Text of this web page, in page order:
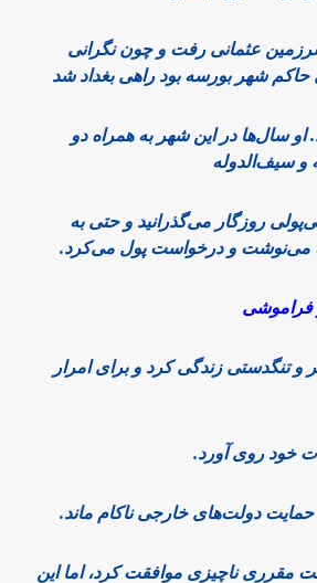
عثمانی رفت و چون نگرانی
شهر بورسه بود راهی بغداد شد
سال‌ها در این شهر به همراه دو
و سیف‌الدوله
روزگار می‌گذرانید و حتی به
می‌نوشت و درخواست پول می‌کرد.
فراموشی
و تنگدستی زندگی کرد و برای امرار
خود روی آورد.
دولت‌های خارجی ناکام ماند.
مقرری ناچیزی موافقت کرد، اما این